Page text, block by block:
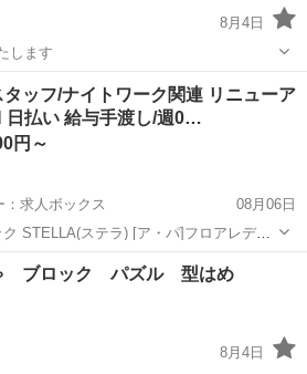
8月4日
します
おもちゃ
タッフ/ナイトワーク関連 リニューア
日払い 給与手渡し/週0…
円～
：求人ボックス
08月06日
ク STELLA(ステラ) [ア・パ]フロアレデ
ワーク系)、ガールズバー・キャバクラ・
系) <雇用形態> アルバイト・パート <給
ブロック パズル 型はめ
8月4日